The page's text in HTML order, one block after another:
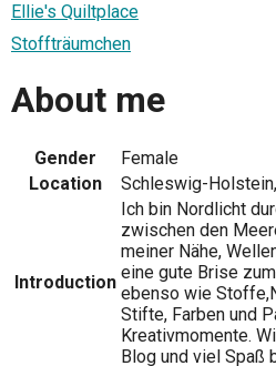
Ellie's Quiltplace
Stoffträumchen
About me
Gender
Female
Location
Schleswig-
Introduction
Ich bin Nordlicht
zwischen den
meiner Nähe,
eine gute Brise
ebenso wie
Stifte, Farben und
Kreativmomente.
Blog und viel Spaß